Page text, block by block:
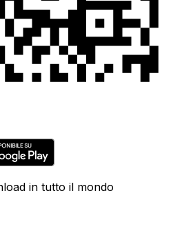
in tutto il mondo